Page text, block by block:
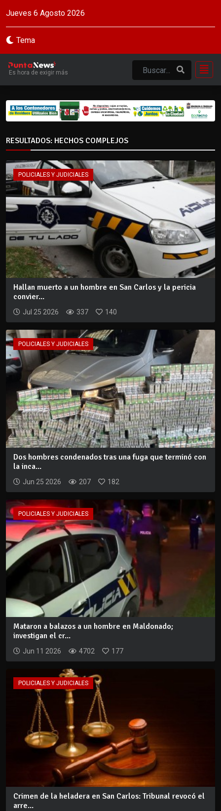
Jueves 6 Agosto 2026
Tema
Es hora de exigir más
RESULTADOS: HECHOS COMPLEJOS
POLICIALES Y JUDICIALES
Hallan muerto a un hombre en San Carlos y la pericia
convier...
Jul 25 2026 337 140
POLICIALES Y JUDICIALES
Dos hombres condenados tras una fuga que terminó con
la inca...
Jun 25 2026 207 182
POLICIALES Y JUDICIALES
Mataron a balazos a un hombre en Maldonado;
investigan el cr...
Jun 11 2026 4702 177
POLICIALES Y JUDICIALES
Crimen de la heladera en San Carlos: Tribunal revocó el
arre...